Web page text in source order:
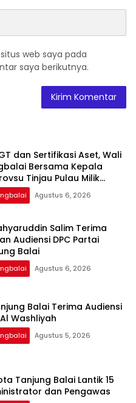
web saya pada
saya berikutnya.
dan Sertifikasi Aset, Wali
Bersama Kepala
Tinjau Pulau Milik
Agustus 6, 2026
Salim Terima
Audiensi DPC Partai
Balai
Agustus 6, 2026
Balai Terima Audiensi
Washliyah
Agustus 5, 2026
Tanjung Balai Lantik 15
dan Pengawas